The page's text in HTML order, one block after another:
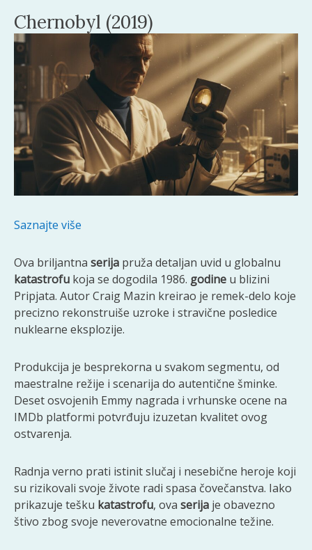
Chernobyl (2019)
Saznajte više
Ova briljantna serija pruža detaljan uvid u globalnu
katastrofu koja se dogodila 1986. godine u blizini
Pripjata. Autor Craig Mazin kreirao je remek-delo koje
precizno rekonstruiše uzroke i stravične posledice
nuklearne eksplozije.
Produkcija je besprekorna u svakom segmentu, od
maestralne režije i scenarija do autentične šminke.
Deset osvojenih Emmy nagrada i vrhunske ocene na
IMDb platformi potvrđuju izuzetan kvalitet ovog
ostvarenja.
Radnja verno prati istinit slučaj i nesebične heroje koji
su rizikovali svoje živote radi spasa čovečanstva. Iako
prikazuje tešku katastrofu, ova serija je obavezno
štivo zbog svoje neverovatne emocionalne težine.